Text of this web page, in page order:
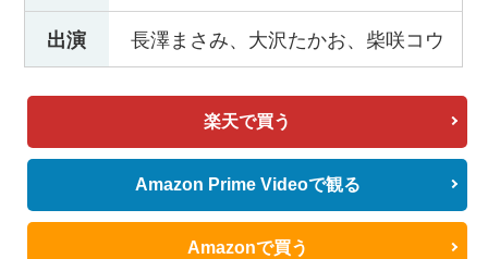
出演 長澤まさみ、大沢たかお、柴咲コウ
楽天で買う
Amazon Prime Videoで観る
Amazonで買う